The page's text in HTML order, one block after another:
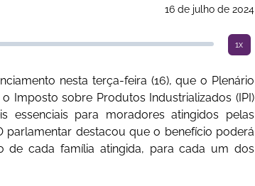
16 de julho de 2024
1x
nesta terça-feira (16), que o Plenário
Imposto sobre Produtos Industrializados (IPI)
essenciais para moradores atingidos pelas
parlamentar destacou que o benefício poderá
cada família atingida, para cada um dos